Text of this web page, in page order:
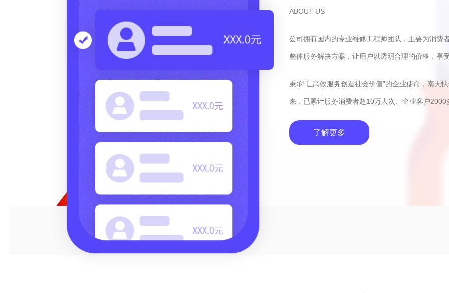
ABOUT US
公司拥有国内的专业维修工程师团队，主要为消费
整体服务解决方案，让用户以透明合理的价格，享
秉承“让高效服务创造社会价值”的企业使命，南天
来，已累计服务消费者超10万人次、企业客户2000
了解更多